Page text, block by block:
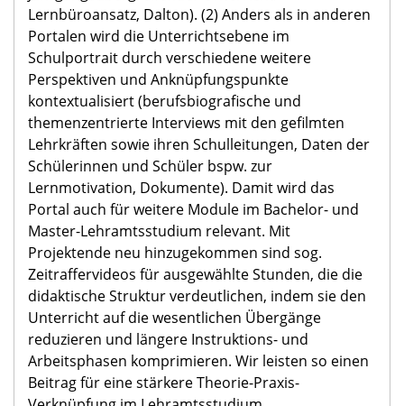
Lernbüroansatz, Dalton). (2) Anders als in anderen
Portalen wird die Unterrichtsebene im
Schulportrait durch verschiedene weitere
Perspektiven und Anknüpfungspunkte
kontextualisiert (berufsbiografische und
themenzentrierte Interviews mit den gefilmten
Lehrkräften sowie ihren Schulleitungen, Daten der
Schülerinnen und Schüler bspw. zur
Lernmotivation, Dokumente). Damit wird das
Portal auch für weitere Module im Bachelor- und
Master-Lehramtsstudium relevant. Mit
Projektende neu hinzugekommen sind sog.
Zeitraffervideos für ausgewählte Stunden, die die
didaktische Struktur verdeutlichen, indem sie den
Unterricht auf die wesentlichen Übergänge
reduzieren und längere Instruktions- und
Arbeitsphasen komprimieren. Wir leisten so einen
Beitrag für eine stärkere Theorie-Praxis-